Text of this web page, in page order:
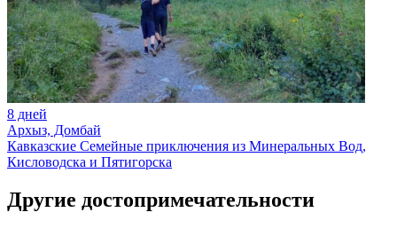
8 дней
Архыз, Домбай
Кавказские Семейные приключения из Минеральных Вод,
Кисловодска и Пятигорска
Другие достопримечательности